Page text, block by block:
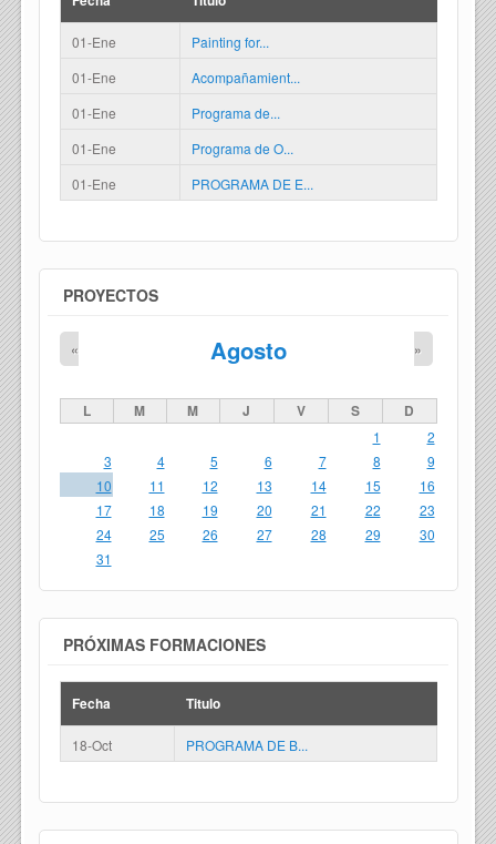
01-Ene
Painting for...
01-Ene
Acompañamient...
01-Ene
Programa de...
01-Ene
Programa de O...
01-Ene
PROGRAMA DE E...
PROYECTOS
Agosto
« »
L M M J V S D
1
2
3
4 5 6 7 8
9
10
11 12 13 14 15
16
17
18 19 20 21 22
23
24
25 26 27 28 29
30
31
PRÓXIMAS FORMACIONES
Fecha Titulo
18-Oct PROGRAMA DE B...